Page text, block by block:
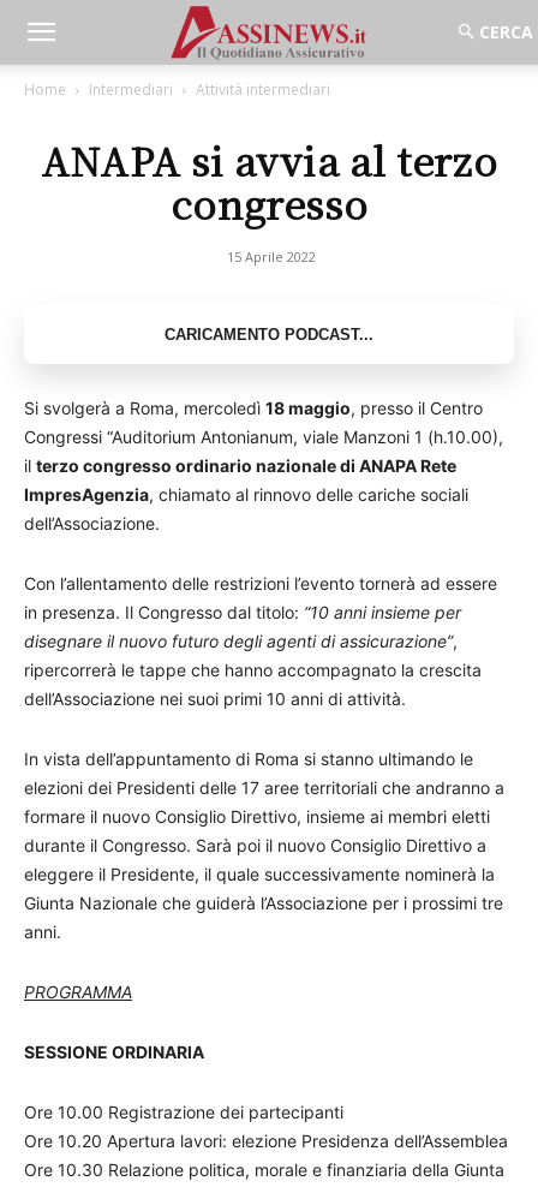
Home Intermediari Attività intermediari
ANAPA si avvia al terzo
congresso
15 Aprile 2022
Si svolgerà a Roma, mercoledì 18 maggio, presso il Centro
Congressi “Auditorium Antonianum, viale Manzoni 1 (h.10.00),
il terzo congresso ordinario nazionale di ANAPA Rete
ImpresAgenzia, chiamato al rinnovo delle cariche sociali
dell’Associazione.
Con l’allentamento delle restrizioni l’evento tornerà ad essere
in presenza. Il Congresso dal titolo: “10 anni insieme per
disegnare il nuovo futuro degli agenti di assicurazione”,
ripercorrerà le tappe che hanno accompagnato la crescita
dell’Associazione nei suoi primi 10 anni di attività.
In vista dell’appuntamento di Roma si stanno ultimando le
elezioni dei Presidenti delle 17 aree territoriali che andranno a
formare il nuovo Consiglio Direttivo, insieme ai membri eletti
durante il Congresso. Sarà poi il nuovo Consiglio Direttivo a
eleggere il Presidente, il quale successivamente nominerà la
Giunta Nazionale che guiderà l’Associazione per i prossimi tre
anni.
PROGRAMMA
SESSIONE ORDINARIA
Ore 10.00 Registrazione dei partecipanti
Ore 10.20 Apertura lavori: elezione Presidenza dell’Assemblea
Ore 10.30 Relazione politica, morale e finanziaria della Giunta